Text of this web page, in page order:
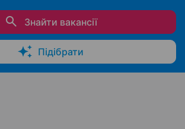
Знайти вакансії
Підібрати